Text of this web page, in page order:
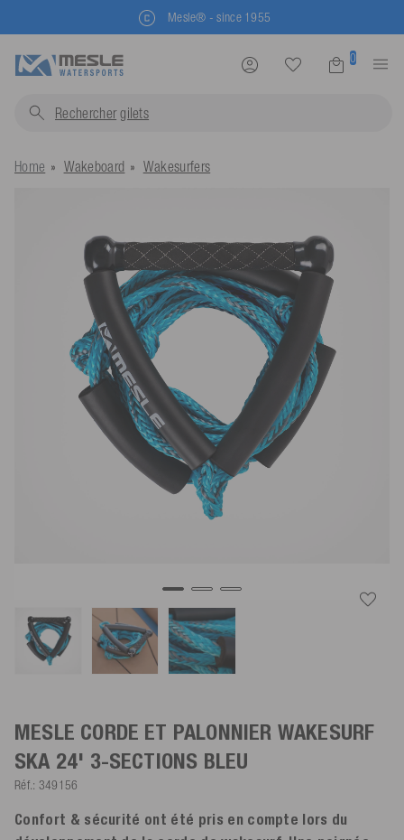
Mesle® - since 1955
0
Rechercher gilets...
Home Wakeboard Wakesurfers
MESLE CORDE ET PALONNIER WAKESURF
SKA 24' 3-SECTIONS BLEU
Réf.: 349156
Confort & sécurité ont été pris en compte lors du